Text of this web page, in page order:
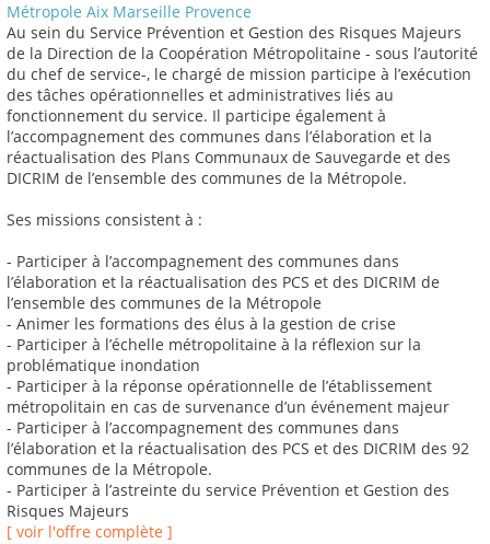
Métropole Aix Marseille Provence
Au sein du Service Prévention et Gestion des Risques Majeurs
de la Direction de la Coopération Métropolitaine - sous l’autorité
du chef de service-, le chargé de mission participe à l’exécution
des tâches opérationnelles et administratives liés au
fonctionnement du service. Il participe également à
l’accompagnement des communes dans l’élaboration et la
réactualisation des Plans Communaux de Sauvegarde et des
DICRIM de l’ensemble des communes de la Métropole.
Ses missions consistent à :
- Participer à l’accompagnement des communes dans
l’élaboration et la réactualisation des PCS et des DICRIM de
l’ensemble des communes de la Métropole
- Animer les formations des élus à la gestion de crise
- Participer à l’échelle métropolitaine à la réflexion sur la
problématique inondation
- Participer à la réponse opérationnelle de l’établissement
métropolitain en cas de survenance d’un événement majeur
- Participer à l’accompagnement des communes dans
l’élaboration et la réactualisation des PCS et des DICRIM des 92
communes de la Métropole.
- Participer à l’astreinte du service Prévention et Gestion des
Risques Majeurs
[ voir l'offre complète ]